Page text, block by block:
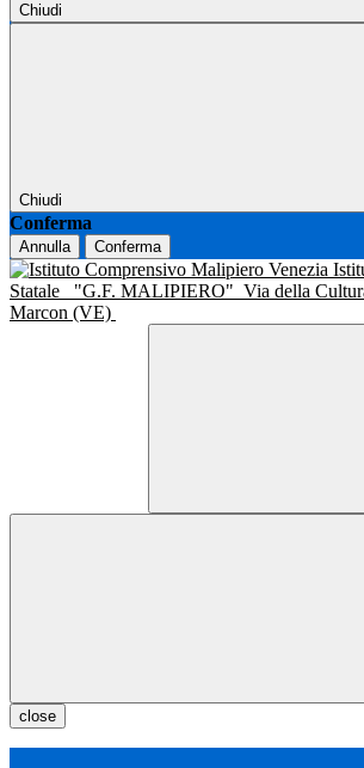
Chiudi
Chiudi
Conferma
Annulla Conferma
Statale
"G.F. MALIPIERO" Via della
Marcon (VE)
close